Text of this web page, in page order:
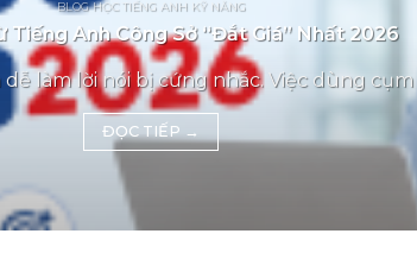
BLOG HỌC TIẾNG ANH KỸ NĂNG
Tiếng Anh Công Sở “Đắt Giá” Nhất 2026
làm lời nói bị cứng nhắc. Việc dùng cụm
ĐỌC TIẾP →